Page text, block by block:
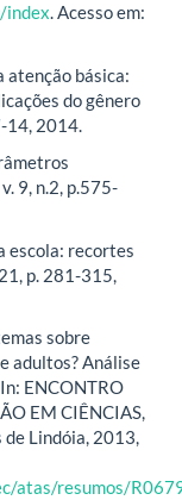
index. Acesso em:
atenção básica:
do gênero
14, 2014.
9, n.2, p.575-
escola: recortes
p. 281-315,
sobre
adultos? Análise
ENCONTRO
EM CIÊNCIAS,
de Lindóia, 2013,
atas/resumos/